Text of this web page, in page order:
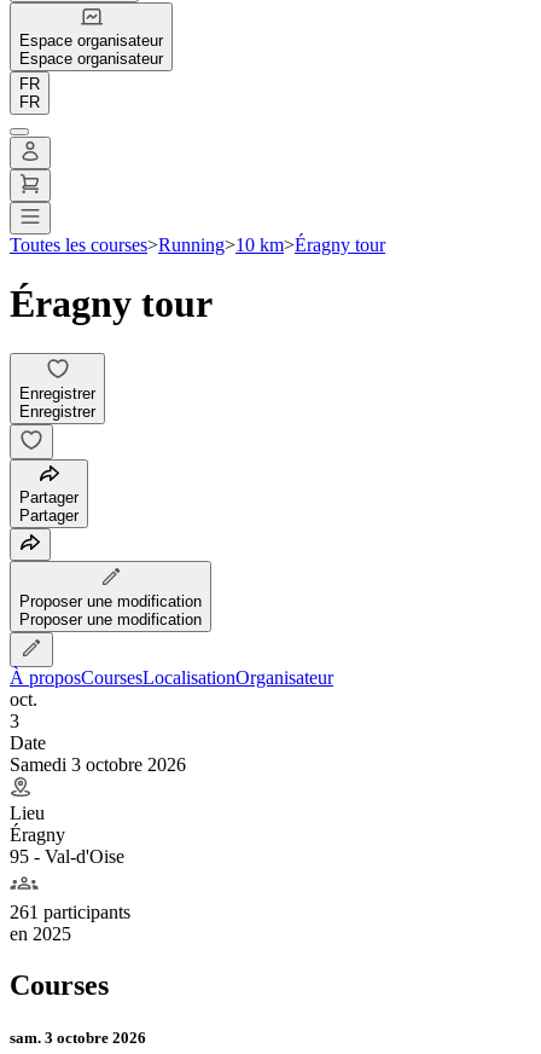
Espace organisateur
Espace organisateur
FR
FR
Toutes les courses>Running>10 km>Éragny tour
Éragny tour
Enregistrer
Enregistrer
Partager
Partager
Proposer une modification
Proposer une modification
À proposCoursesLocalisationOrganisateur
oct.
3
Date
Samedi 3 octobre 2026
Lieu
Éragny
95 - Val-d'Oise
261 participants
en 2025
Courses
sam. 3 octobre 2026